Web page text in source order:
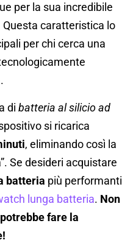
per la sua incredibile
Questa caratteristica lo
per chi cerca una
di batteria al silicio ad
si ricarica
, eliminando così la
Se desideri acquistare
batteria più performanti
lunga batteria. Non
fare la